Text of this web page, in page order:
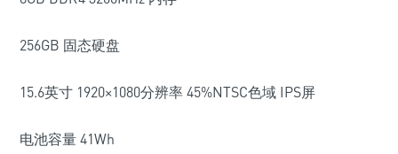
256GB 固态硬盘
15.6英寸 1920×1080分辨率 45%NTSC色域 IPS屏
电池容量 41Wh